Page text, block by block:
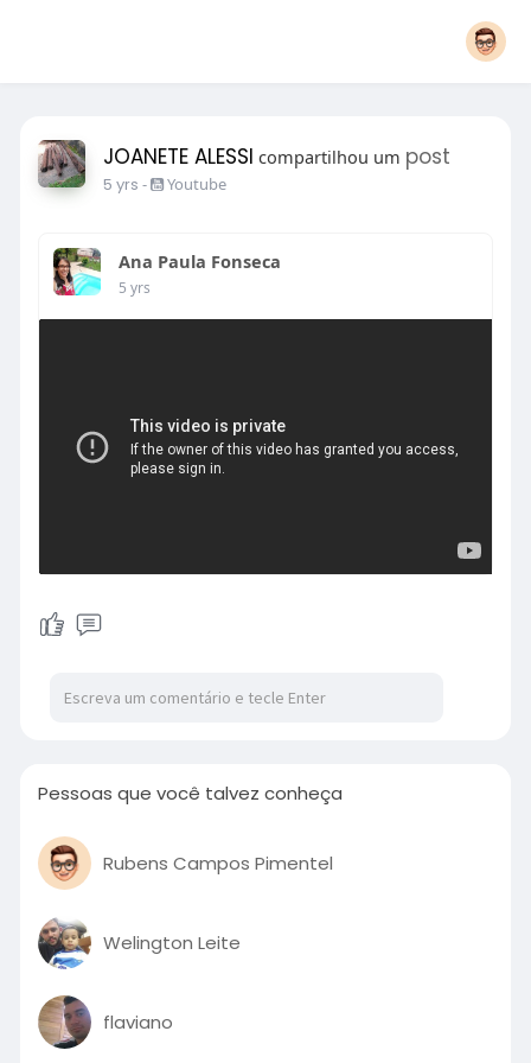
JOANETE ALESSI compartilhou um post
5 yrs - Youtube
Ana Paula Fonseca
5 yrs
Pessoas que você talvez conheça
Rubens Campos Pimentel
Welington Leite
flaviano